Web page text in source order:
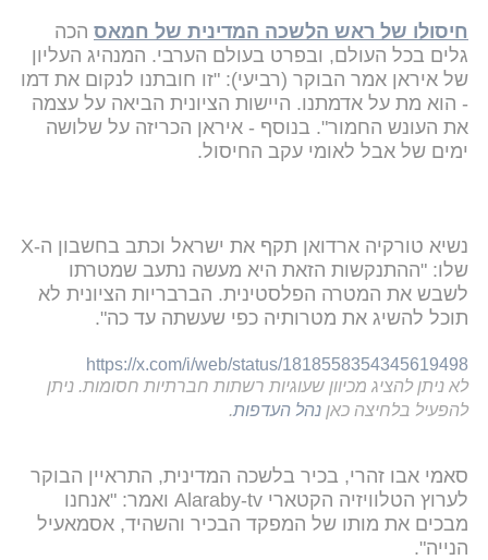
חיסולו של ראש הלשכה המדינית של חמאס הכה
גלים בכל העולם, ובפרט בעולם הערבי. המנהיג העליון
של איראן אמר הבוקר (רביעי): "זו חובתנו לנקום את דמו
- הוא מת על אדמתנו. היישות הציונית הביאה על עצמה
את העונש החמור". בנוסף - איראן הכריזה על שלושה
ימים של אבל לאומי עקב החיסול.
נשיא טורקיה ארדואן תקף את ישראל וכתב בחשבון ה-X
שלו: "ההתנקשות הזאת היא מעשה נתעב שמטרתו
לשבש את המטרה הפלסטינית. הברבריות הציונית לא
תוכל להשיג את מטרותיה כפי שעשתה עד כה".
https://x.com/i/web/status/1818558354345619498
לא ניתן להציג מכיוון שעוגיות רשתות חברתיות חסומות. ניתן
להפעיל בלחיצה כאן נהל העדפות.
סאמי אבו זהרי, בכיר בלשכה המדינית, התראיין הבוקר
לערוץ הטלוויזיה הקטארי Alaraby-tv ואמר: "אנחנו
מבכים את מותו של המפקד הבכיר והשהיד, אסמאעיל
הנייה".